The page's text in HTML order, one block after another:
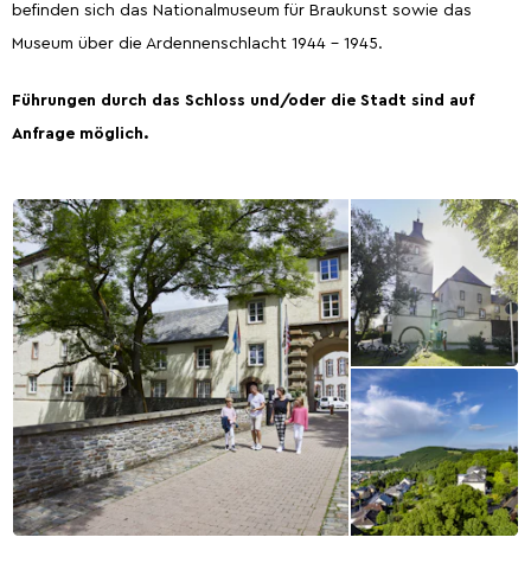
befinden sich das Nationalmuseum für Braukunst sowie das
Museum über die Ardennenschlacht 1944 - 1945.
Führungen durch das Schloss und/oder die Stadt sind auf
Anfrage möglich.